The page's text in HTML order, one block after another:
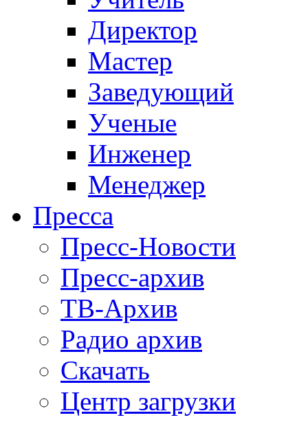
Директор
Мастер
Заведующий
Ученые
Инженер
Менеджер
Пресса
Пресс-Новости
Пресс-архив
ТВ-Архив
Радио архив
Скачать
Центр загрузки